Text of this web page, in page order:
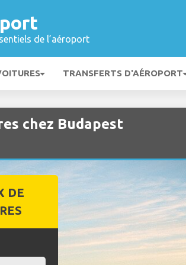
de l’aéroport
TRANSFERTS D'AÉROPORT
chez Budapest
DE